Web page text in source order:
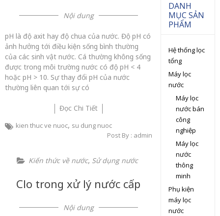
Nội dung
pH là độ axit hay độ chua của nước. Độ pH có
ảnh hưởng tới điều kiện sống bình thường
của các sinh vật nước. Cá thường không sống
được trong môi trường nước có độ pH < 4
hoặc pH > 10. Sự thay đổi pH của nước
thường liên quan tới sự có
Đọc Chi Tiết
kien thuc ve nuoc, su dung nuoc
Post By : admin
Kiến thức về nước, Sử dụng nước
Clo trong xử lý nước cấp
Nội dung
DANH
MỤC SẢN
PHẨM
Hệ thống lọc
tổng
Máy lọc
nước
Máy lọc
nước bán
công
nghiệp
Máy lọc
nước
thông
minh
Phụ kiện
máy lọc
nước